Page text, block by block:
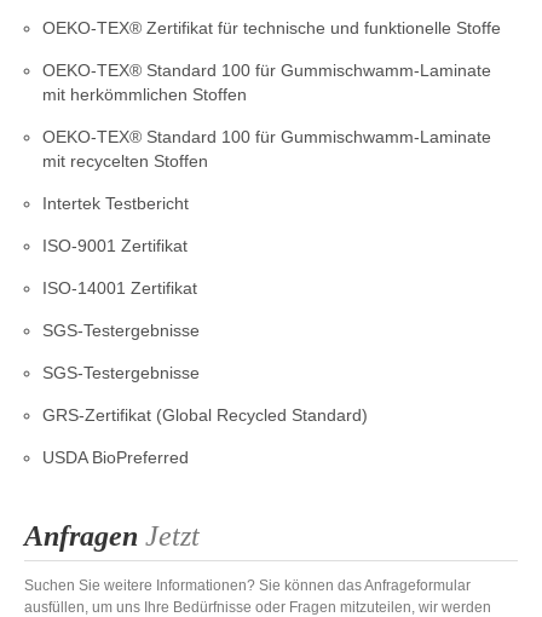
OEKO-TEX® Zertifikat für technische und funktionelle Stoffe
OEKO-TEX® Standard 100 für Gummischwamm-Laminate
mit herkömmlichen Stoffen
OEKO-TEX® Standard 100 für Gummischwamm-Laminate
mit recycelten Stoffen
Intertek Testbericht
ISO-9001 Zertifikat
ISO-14001 Zertifikat
SGS-Testergebnisse
SGS-Testergebnisse
GRS-Zertifikat (Global Recycled Standard)
USDA BioPreferred
Anfragen Jetzt
Suchen Sie weitere Informationen? Sie können das Anfrageformular
ausfüllen, um uns Ihre Bedürfnisse oder Fragen mitzuteilen, wir werden